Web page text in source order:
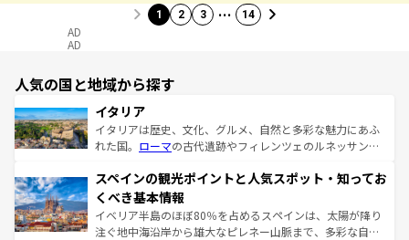
1 2 3 … 14
AD
AD
人気の国と地域から探す
イタリア
イタリアは歴史、文化、グルメ、自然と多彩な魅力にあふ
れた国。 ローマの古代遺跡やフィレンツェのルネッサンス
ろん、トスカーナの美しい田園風景やアマルフィ海岸の絶
景など、自然景観も見逃せない。観光の合間には、本場の
ピザやパスタなど、絶品のイタリア料理を堪能することも
できる。朝目覚めてから夜眠るまで、すべての瞬間を楽し
スペインの観光ポイントと人気スポット・知ってお
くべき基本情報
イベリア半島のほぼ80％を占めるスペインは、太陽が降り
注ぐ地中海沿岸から雄大なピレネー山脈まで、多彩な自然